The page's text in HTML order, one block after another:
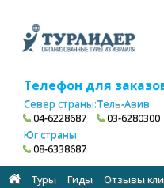
Телефон для
Север страны:
04-6228687
Тель-Авив:
03-6280300
Юг страны:
08-6338687
Туры Гиды Отзывы